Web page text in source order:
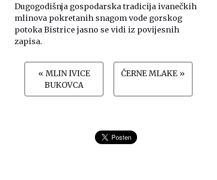
Dugogodišnja gospodarska tradicija ivanečkih
mlinova pokretanih snagom vode gorskog
potoka Bistrice jasno se vidi iz povijesnih
zapisa.
« MLIN IVICE
BUKOVCA
ČERNE MLAKE »